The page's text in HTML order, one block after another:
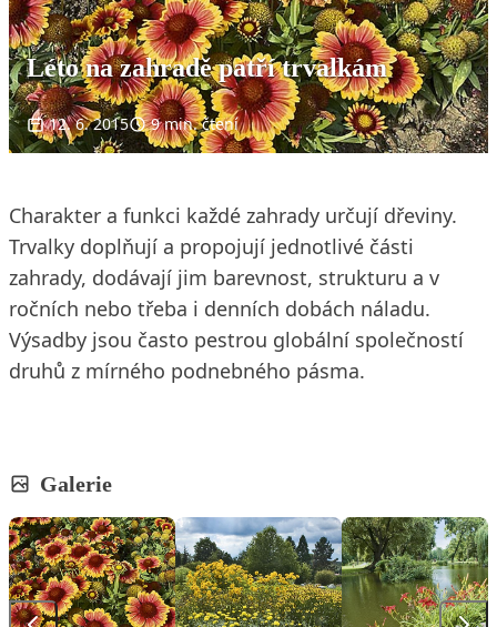
Léto na zahradě patří trvalkám
12. 6. 2015 9 min. čtení
Charakter a funkci každé zahrady určují dřeviny.
Trvalky doplňují a propojují jednotlivé části
zahrady, dodávají jim barevnost, strukturu a v
ročních nebo třeba i denních dobách náladu.
Výsadby jsou často pestrou globální společností
druhů z mírného podnebného pásma.
Galerie